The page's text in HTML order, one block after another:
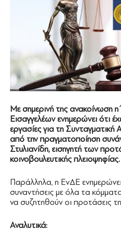
Με σημερινή της ανακοίνωση
Εισαγγελέων ενημερώνει ότι
εργασίες για τη
από την πραγματοποίηση
Στυλιανίδη, εισηγητή των
κοινοβουλευτικής πλειοψηφίας.
Παράλληλα, η ΕνΔΕ ενημερώνει
συναντήσεις με όλα τα
να συζητηθούν οι προτάσεις
Αναλυτικά: